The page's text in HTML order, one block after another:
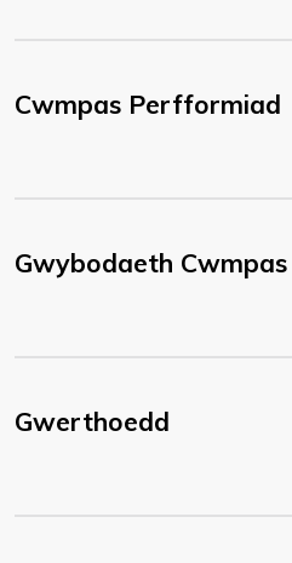
Cwmpas Perfformiad
Gwybodaeth Cwmpas
Gwerthoedd